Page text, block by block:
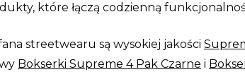
które łączą codzienną
streetwearu są wysokiej jakości
Bokserki Supreme 4 Pak Czarne i